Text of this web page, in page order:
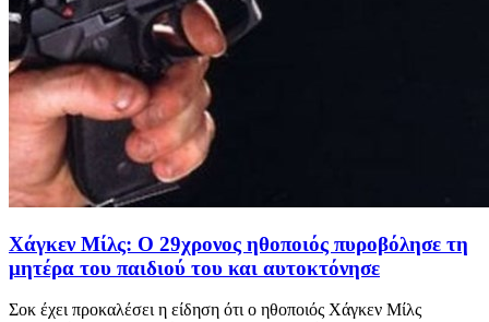
Χάγκεν Μίλς: Ο 29χρονος ηθοποιός πυροβόλησε τη
μητέρα του παιδιού του και αυτοκτόνησε
Σοκ έχει προκαλέσει η είδηση ότι ο ηθοποιός Χάγκεν Μίλς